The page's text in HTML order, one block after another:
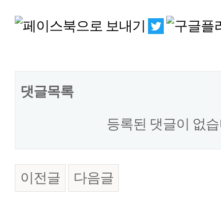
댓글목록
등록된 댓글이 없
이전글 다음글